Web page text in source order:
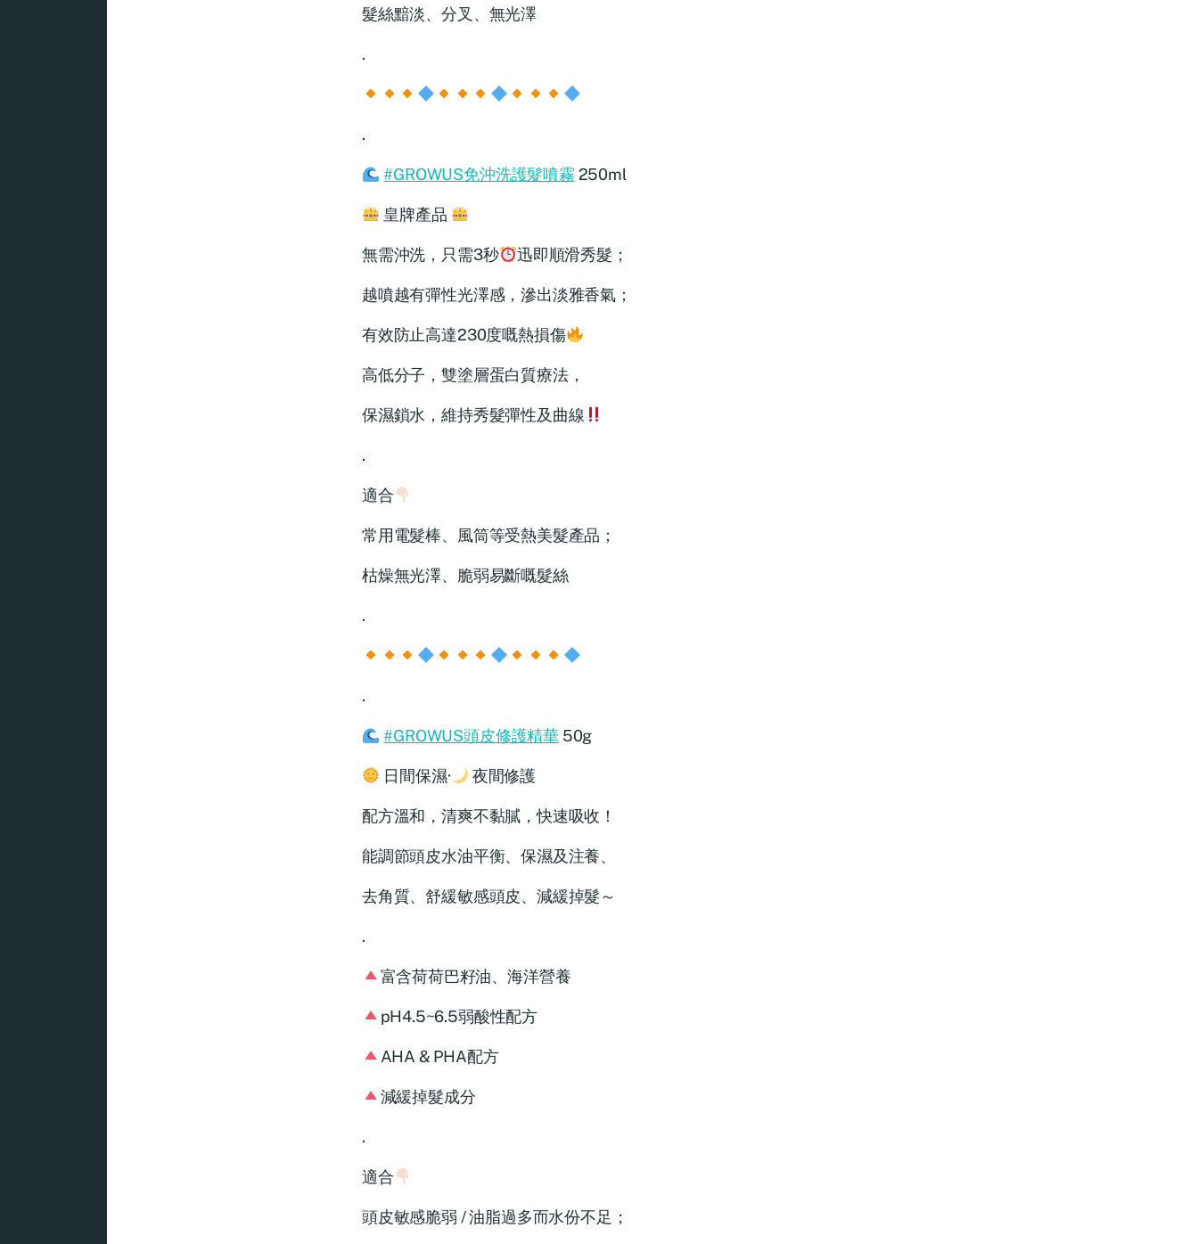
髮絲黯淡、分叉、無光澤
.
.
#GROWUS免沖洗護髮噴霧 250ml
皇牌產品
無需沖洗，只需3秒 迅即順滑秀髮；
越噴越有彈性光澤感，滲出淡雅香氣；
有效防止高達230度嘅熱損傷
高低分子，雙塗層蛋白質療法，
保濕鎖水，維持秀髮彈性及曲線
.
適合
常用電髮棒、風筒等受熱美髮產品；
枯燥無光澤、脆弱易斷嘅髮絲
.
.
#GROWUS頭皮修護精華 50g
日間保濕· 夜間修護
配方溫和，清爽不黏膩，快速吸收！
能調節頭皮水油平衡、保濕及注養、
去角質、舒緩敏感頭皮、減緩掉髮～
.
富含荷荷巴籽油、海洋營養
pH4.5~6.5弱酸性配方
AHA & PHA配方
減緩掉髮成分
.
適合
頭皮敏感脆弱 / 油脂過多而水份不足；